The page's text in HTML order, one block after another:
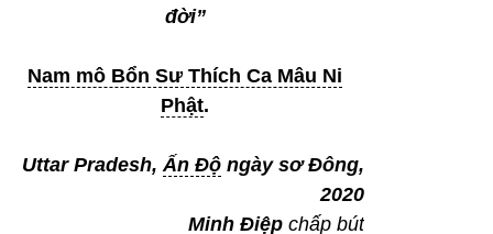
đời”
Nam mô Bổn Sư Thích Ca Mâu Ni
Phật.
Uttar Pradesh,Ấn Độ ngày sơ Đông,
2020
Minh Điệp chấp bút